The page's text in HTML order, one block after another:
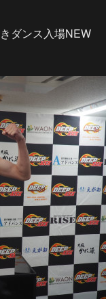
ダンス入場NEW